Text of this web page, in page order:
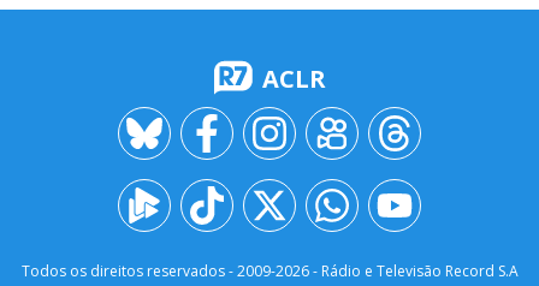
ACLR
Todos os direitos reservados - 2009-2026- Rádio e Televisão Record S.A